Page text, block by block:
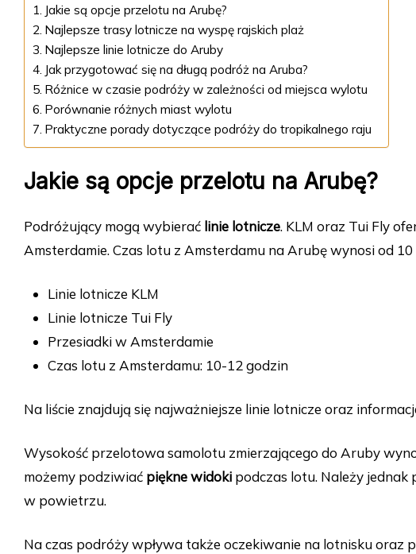
Jakie są opcje przelotu na Arubę?
Najlepsze trasy lotnicze na wyspę rajskich plaż
Najlepsze linie lotnicze do Aruby
Jak przygotować się na długą podróż na Aruba?
Różnice w czasie podróży w zależności od miejsca wylotu
Porównanie różnych miast wylotu
Praktyczne porady dotyczące podróży do tropikalnego raju
Jakie są opcje przelotu na Arubę?
Podróżujący mogą wybierać linie lotnicze. KLM oraz Tui Fly
Amsterdamie. Czas lotu z Amsterdamu na Arubę wynosi od 10
Linie lotnicze KLM
Linie lotnicze Tui Fly
Przesiadki w Amsterdamie
Czas lotu z Amsterdamu: 10-12 godzin
Na liście znajdują się najważniejsze linie lotnicze oraz
Wysokość przelotowa samolotu zmierzającego do Aruby
możemy podziwiać piękne widoki podczas lotu. Należy jednak
w powietrzu.
Na czas podróży wpływa także oczekiwanie na lotnisku oraz